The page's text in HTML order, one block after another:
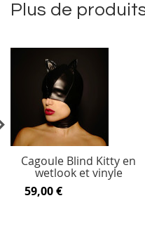
Plus de
Cagoule Blind Kitty en
wetlook et vinyle
59,00 €